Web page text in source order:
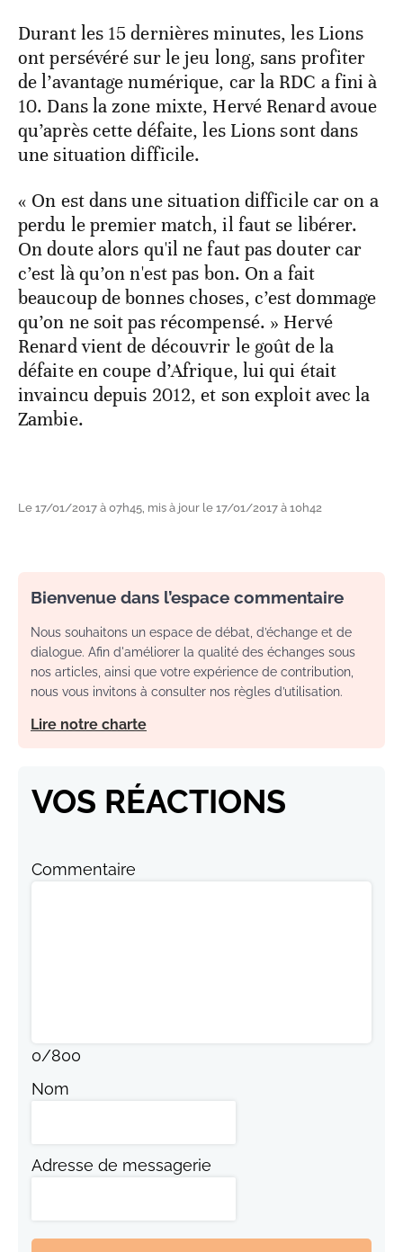
Durant les 15 dernières minutes, les Lions
ont persévéré sur le jeu long, sans profiter
de l’avantage numérique, car la RDC a fini à
10. Dans la zone mixte, Hervé Renard avoue
qu’après cette défaite, les Lions sont dans
une situation difficile.
« On est dans une situation difficile car on a
perdu le premier match, il faut se libérer.
On doute alors qu'il ne faut pas douter car
c’est là qu’on n'est pas bon. On a fait
beaucoup de bonnes choses, c’est dommage
qu’on ne soit pas récompensé. » Hervé
Renard vient de découvrir le goût de la
défaite en coupe d’Afrique, lui qui était
invaincu depuis 2012, et son exploit avec la
Zambie.
Le 17/01/2017 à 07h45, mis à jour le 17/01/2017 à 10h42
Bienvenue dans l’espace commentaire
Nous souhaitons un espace de débat, d’échange et de
dialogue. Afin d'améliorer la qualité des échanges sous
nos articles, ainsi que votre expérience de contribution,
nous vous invitons à consulter nos règles d’utilisation.
Lire notre charte
VOS RÉACTIONS
Commentaire
0/800
Nom
Adresse de messagerie